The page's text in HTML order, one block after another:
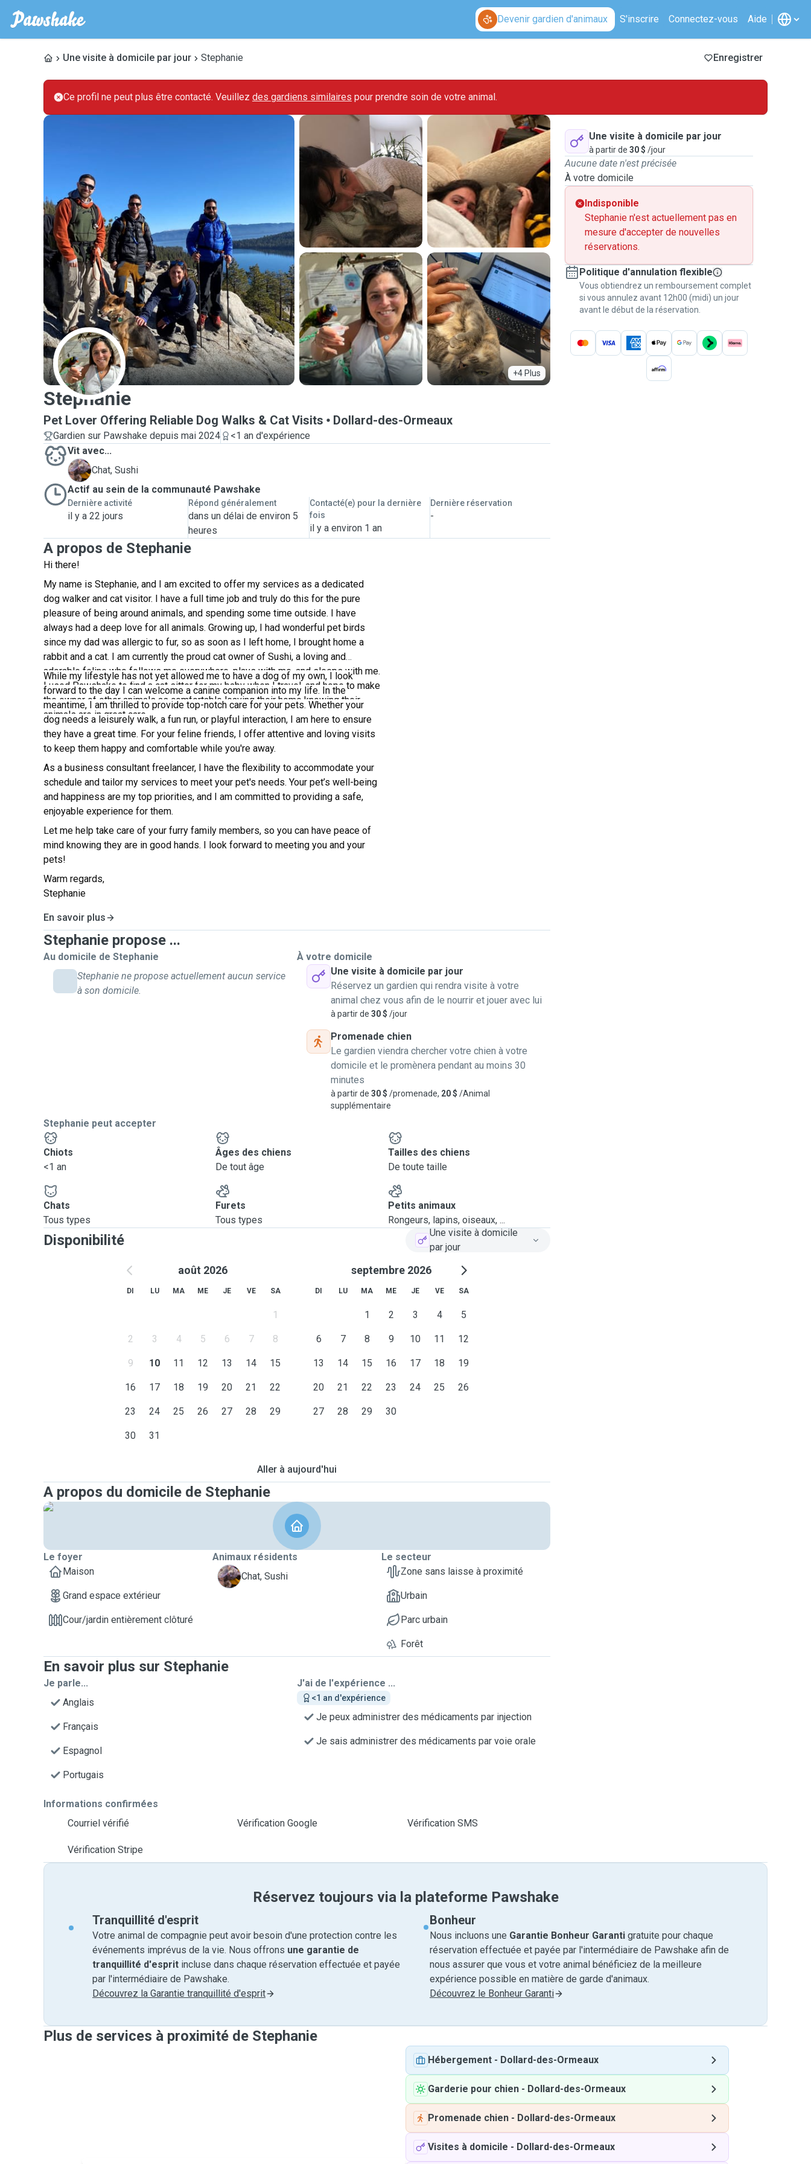
Devenir gardien d'animaux S'inscrire Connectez-vous Aide
Une visite à domicile par jour Stephanie Enregistrer
Ce profil ne peut plus être contacté. Veuillez des gardiens similaires pour prendre soin de votre animal.
+4 Plus
S
Stephanie
Pet Lover Offering Reliable Dog Walks & Cat Visits Dollard-des-Ormeaux
Gardien sur Pawshake depuis mai 2024
<1 an d'expérience
Vit avec...
S
Chat, Sushi
Actif au sein de la communauté Pawshake
Dernière activité
il y a 22 jours
Répond généralement
dans un délai de environ 5
heures
Contacté(e) pour la dernière
fois
il y a environ 1 an
Dernière réservation
-
A propos de Stephanie
Hi there!
My name is Stephanie, and I am excited to offer my services as a dedicated
dog walker and cat visitor. I have a full time job and truly do this for the pure
pleasure of being around animals, and spending some time outside. I have
always had a deep love for all animals. Growing up, I had wonderful pet birds
since my dad was allergic to fur, so as soon as I left home, I brought home a
rabbit and a cat. I am currently the proud cat owner of Sushi, a loving and
adorable feline who follows me everywhere, plays with me, and sleeps with me.
I used Pawshake to find a cat sitter for my baby when I travel, and hope to make
the owner of other animals as comfortable leaving their home knowing their
animals are in great care.
While my lifestyle has not yet allowed me to have a dog of my own, I look
forward to the day I can welcome a canine companion into my life. In the
meantime, I am thrilled to provide top-notch care for your pets. Whether your
dog needs a leisurely walk, a fun run, or playful interaction, I am here to ensure
they have a great time. For your feline friends, I offer attentive and loving visits
to keep them happy and comfortable while you're away.
As a business consultant freelancer, I have the flexibility to accommodate your
schedule and tailor my services to meet your pet's needs. Your pet’s well-being
and happiness are my top priorities, and I am committed to providing a safe,
enjoyable experience for them.
Let me help take care of your furry family members, so you can have peace of
mind knowing they are in good hands. I look forward to meeting you and your
pets!
Warm regards,
Stephanie
En savoir plus
Stephanie propose ...
Au domicile de Stephanie
Stephanie ne propose actuellement aucun service
à son domicile.
À votre domicile
Une visite à domicile par jour
Réservez un gardien qui rendra visite à votre
animal chez vous afin de le nourrir et jouer avec lui
à partir de 30 $ /jour
Promenade chien
Le gardien viendra chercher votre chien à votre
domicile et le promènera pendant au moins 30
minutes
à partir de 30 $ /promenade, 20 $ /Animal
supplémentaire
Stephanie peut accepter
Chiots
<1 an
Âges des chiens
De tout âge
Tailles des chiens
De toute taille
Chats
Tous types
Furets
Tous types
Petits animaux
Rongeurs, lapins, oiseaux, ...
Disponibilité
Une visite à domicile
par jour
août 2026
DI LU MA ME JE VE SA
1
2 3 4 5 6 7 8
9 10 11 12 13 14 15
16 17 18 19 20 21 22
23 24 25 26 27 28 29
30 31
septembre 2026
DI LU MA ME JE VE SA
1 2 3 4 5
6 7 8 9 10 11 12
13 14 15 16 17 18 19
20 21 22 23 24 25 26
27 28 29 30
Aller à aujourd'hui
A propos du domicile de Stephanie
Le foyer
Maison
Grand espace extérieur
Cour/jardin entièrement clôturé
Animaux résidents
S
Chat, Sushi
Le secteur
Zone sans laisse à proximité
Urbain
Parc urbain
Forêt
En savoir plus sur Stephanie
Je parle...
Anglais
Français
Espagnol
Portugais
J'ai de l'expérience ...
<1 an d'expérience
Je peux administrer des médicaments par injection
Je sais administrer des médicaments par voie orale
Informations confirmées
Courriel vérifié
Vérification Google Vérification SMS
Vérification Stripe
Une visite à domicile par jour
à partir de 30 $ /jour
Aucune date n'est précisée
À votre domicile
Indisponible
Stephanie n'est actuellement pas en
mesure d'accepter de nouvelles
réservations.
Politique d'annulation flexible
Vous obtiendrez un remboursement complet
si vous annulez avant 12h00 (midi) un jour
avant le début de la réservation.
Réservez toujours via la plateforme Pawshake
Tranquillité d'esprit
Votre animal de compagnie peut avoir besoin d'une protection contre les
événements imprévus de la vie. Nous offrons une garantie de
tranquillité d'esprit incluse dans chaque réservation effectuée et payée
par l'intermédiaire de Pawshake.
Découvrez la Garantie tranquillité d'esprit
Bonheur
Nous incluons une Garantie Bonheur Garanti gratuite pour chaque
réservation effectuée et payée par l'intermédiaire de Pawshake afin de
nous assurer que vous et votre animal bénéficiez de la meilleure
expérience possible en matière de garde d'animaux.
Découvrez le Bonheur Garanti
Plus de services à proximité de Stephanie
Hébergement - Dollard-des-Ormeaux
Garderie pour chien - Dollard-des-Ormeaux
Promenade chien - Dollard-des-Ormeaux
Visites à domicile - Dollard-des-Ormeaux